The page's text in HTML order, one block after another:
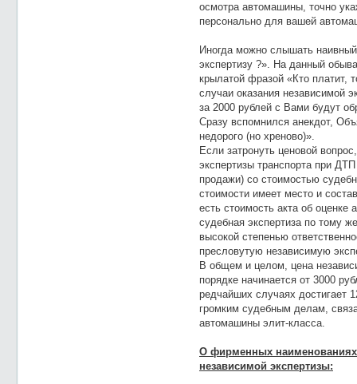
осмотра автомашины, точно
персонально для вашей
Иногда можно слышать
экспертизу ?». На данный
крылатой фразой «Кто платит,
случаи оказания независимой
за 2000 рублей с Вами будут
Сразу вспомнился анекдот,
недорого (но хреново)».
Если затронуть ценовой
экспертизы транспорта при
продажи) со стоимостью
стоимости имеет место и
есть стоимость акта об
судебная экспертиза по тому
высокой степенью
пресловутую независимую
В общем и целом, цена
порядке начинается от 3000
редчайших случаях достигает
громким судебным делам,
автомашины элит-класса.
О фирменных наименованиях
независимой экспертизы: